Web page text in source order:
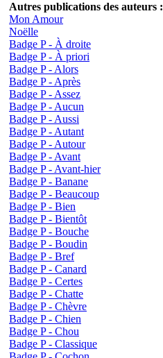
Autres publications des auteurs :
Mon Amour
Noëlle
Badge P - À droite
Badge P - À priori
Badge P - Alors
Badge P - Après
Badge P - Assez
Badge P - Aucun
Badge P - Aussi
Badge P - Autant
Badge P - Autour
Badge P - Avant
Badge P - Avant-hier
Badge P - Banane
Badge P - Beaucoup
Badge P - Bien
Badge P - Bientôt
Badge P - Bouche
Badge P - Boudin
Badge P - Bref
Badge P - Canard
Badge P - Certes
Badge P - Chatte
Badge P - Chèvre
Badge P - Chien
Badge P - Chou
Badge P - Classique